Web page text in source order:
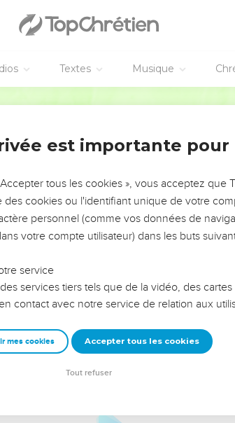
Textes Musique
L’ANNÉE !
?
leur foi ou leur vision. Mais on voit
alors même que ce sont
reviennent sur les erreurs
de sagesse afin que leurs erreurs
équipe, un groupe ou une famille,
est importante pour
tous les cookies », vous acceptez que
des cookies ou l'identifiant unique de votre
personnel (comme vos données de
votre compte utilisateur) dans les buts
service
services tiers tels que de la vidéo, des
contact avec notre service de relation aux
mes cookies Accepter tous les cookies
Tout refuser